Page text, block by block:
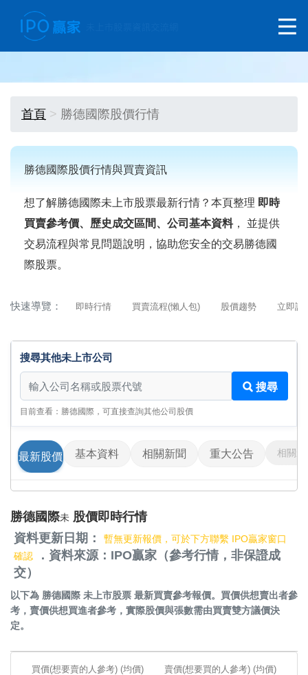
首頁 勝德國際股價行情
勝德國際股價行情與買賣資訊
想了解勝德國際未上市股票最新行情？本頁整理 即時
買賣參考價、歷史成交區間、公司基本資料， 並提供
交易流程與常見問題說明，協助您安全的交易勝德國
際股票。
快速導覽： 即時行情 買賣流程(懶人包) 股價趨勢 立即詢
搜尋其他未上市公司
搜尋其他未上市公司
搜尋
目前查看：勝德國際，可直接查詢其他公司股價
最新股價 基本資料 相關新聞 重大公告 相關影
勝德國際未 股價即時行情
資料更新日期：
暫無更新報價，可於下方聯繫 IPO贏家窗口
確認
．資料來源：IPO贏家（參考行情，非保證成
交）
以下為 勝德國際 未上市股票 最新買賣參考報價。買價供想賣出者參
考，賣價供想買進者參考，實際股價與張數需由買賣雙方議價決
定。
買價(想要賣的人參考) (均價) 賣價(想要買的人參考) (均價)